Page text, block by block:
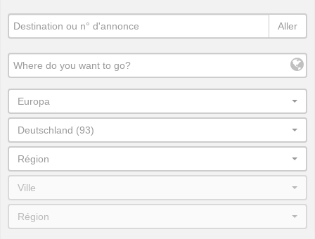
Aller
Europa
Deutschland (93)
Région
Ville
Région